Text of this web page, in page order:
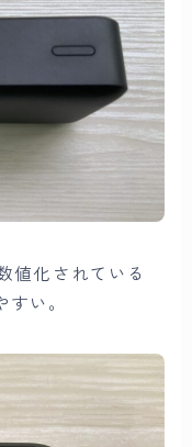
値化されている
い。